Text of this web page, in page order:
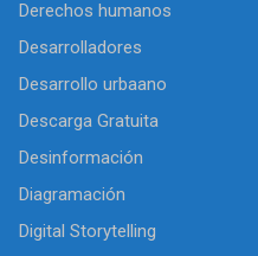
Derechos humanos
Desarrolladores
Desarrollo urbaano
Descarga Gratuita
Desinformación
Diagramación
Digital Storytelling